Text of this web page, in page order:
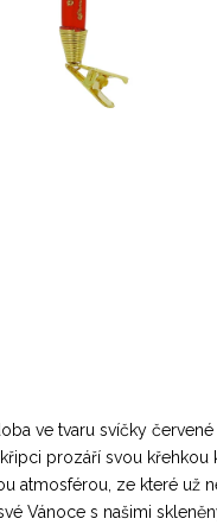
ve tvaru svíčky
prozáří svou křehkou
atmosférou, ze které už
Vánoce s našimi